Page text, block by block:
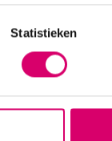
Statistieken